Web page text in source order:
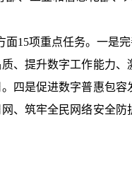
面15项重点任务。一是
、提升数字工作能力
四是促进数字普惠包
、筑牢全民网络安全